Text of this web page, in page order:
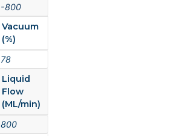
-800
Vacuum
(%)
78
Liquid
Flow
(ML/min)
800